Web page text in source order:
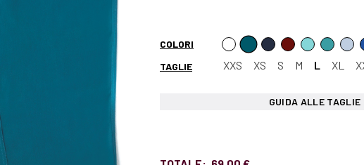
COLORI
TAGLIE
XXS XS S M L XL
GUIDA ALLE TAGLIE